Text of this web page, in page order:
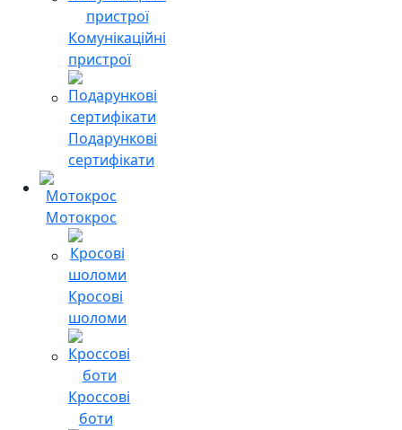
Комунікаційні
пристрої
Подарункові
сертифікати
Мотокрос
Кросові
шоломи
Кроссові
боти